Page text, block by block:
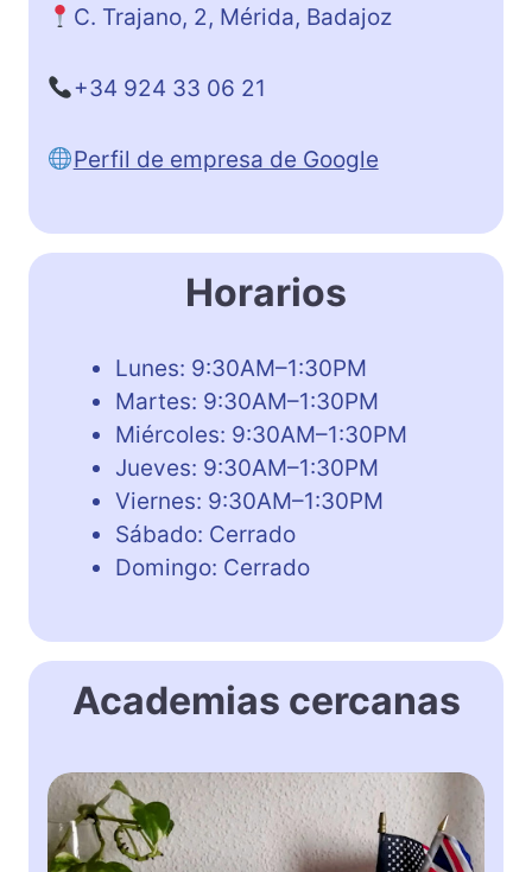
C. Trajano, 2, Mérida, Badajoz
+34 924 33 06 21
Perfil de empresa de Google
Horarios
Lunes: 9:30AM–1:30PM
Martes: 9:30AM–1:30PM
Miércoles: 9:30AM–1:30PM
Jueves: 9:30AM–1:30PM
Viernes: 9:30AM–1:30PM
Sábado: Cerrado
Domingo: Cerrado
Academias cercanas
S
a
r